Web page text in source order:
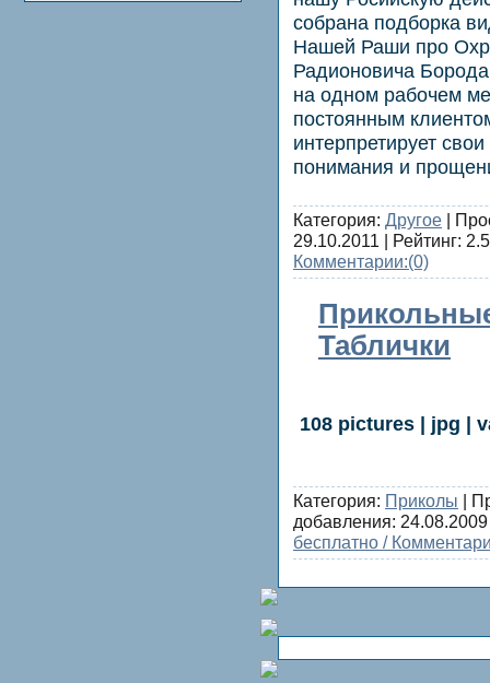
собрана подборка
Нашей Раши про
Радионовича
на одном рабочем
постоянным
интерпретирует
понимания и
Категория: Другое |
29.10.2011 | Рейтинг:
Комментарии:(0)
Таблички
108 pictures | jpg |
Категория: Приколы |
добавления: 24.08.2009
бесплатно /